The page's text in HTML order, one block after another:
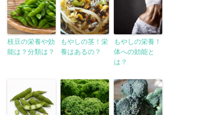
枝豆の栄養や効
能は？分類は？
もやしの茎！栄
養はあるの？
もやしの栄養！
体への効能と
は？